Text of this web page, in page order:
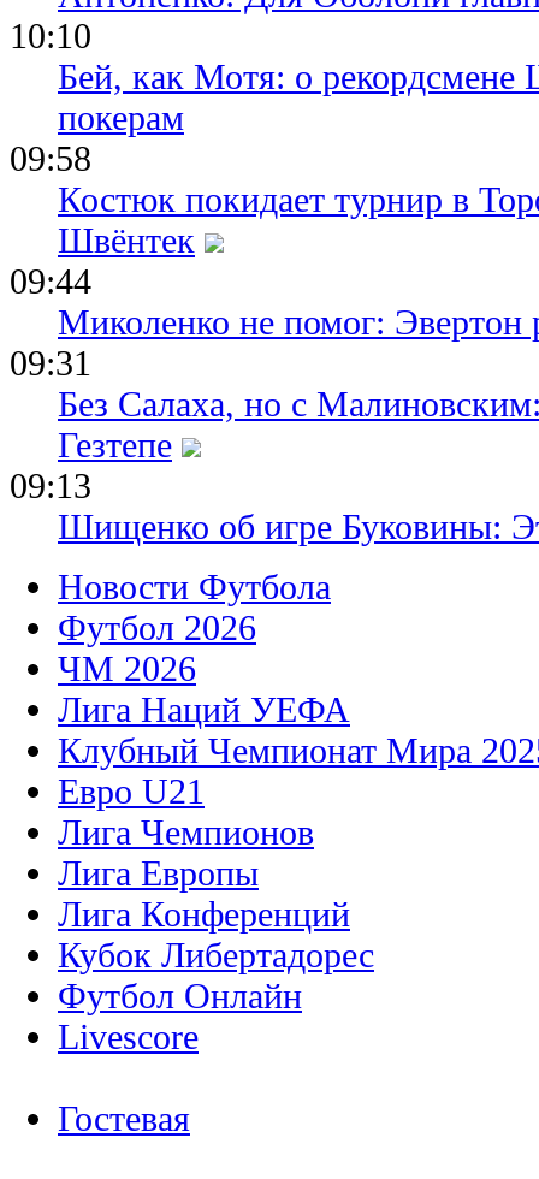
10:10
Бей, как Мотя: о рекордсмене
покерам
09:58
Костюк покидает турнир в
Швёнтек
09:44
Миколенко не помог: Эвертон
09:31
Без Салаха, но с
Гезтепе
09:13
Шищенко об игре Буковины:
Новости Футбола
Футбол 2026
ЧМ 2026
Лига Наций УЕФА
Клубный Чемпионат Мира
Евро U21
Лига Чемпионов
Лига Европы
Лига Конференций
Кубок Либертадорес
Футбол Онлайн
Livescore
Гостевая